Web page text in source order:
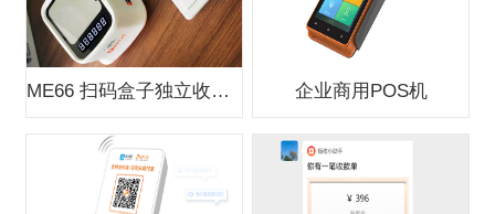
ME66 扫码盒子独立收款支付盒子 企业商用POS机